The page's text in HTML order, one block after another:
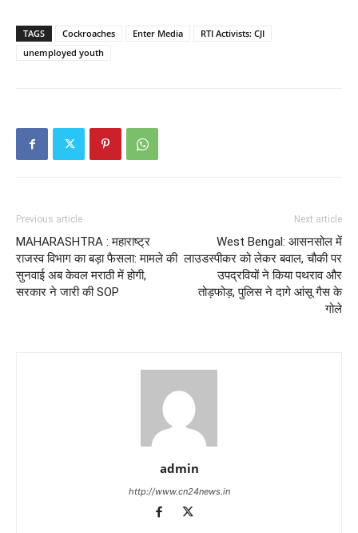
TAGS Cockroaches Enter Media
RTI Activists: CJI
unemployed youth
Previous article
MAHARASHTRA : महाराष्ट्र
राजस्व विभाग का बड़ा फैसला: मामले की
सुनवाई अब केवल मराठी में होगी,
सरकार ने जारी की SOP
Next article
West Bengal: आसनसोल में
लाउडस्पीकर को लेकर बवाल, चौकी पर
उपद्रवियों ने किया पथराव और
तोड़फोड़, पुलिस ने दागे आंसू गैस के
गोले
admin
http://www.cn24news.in